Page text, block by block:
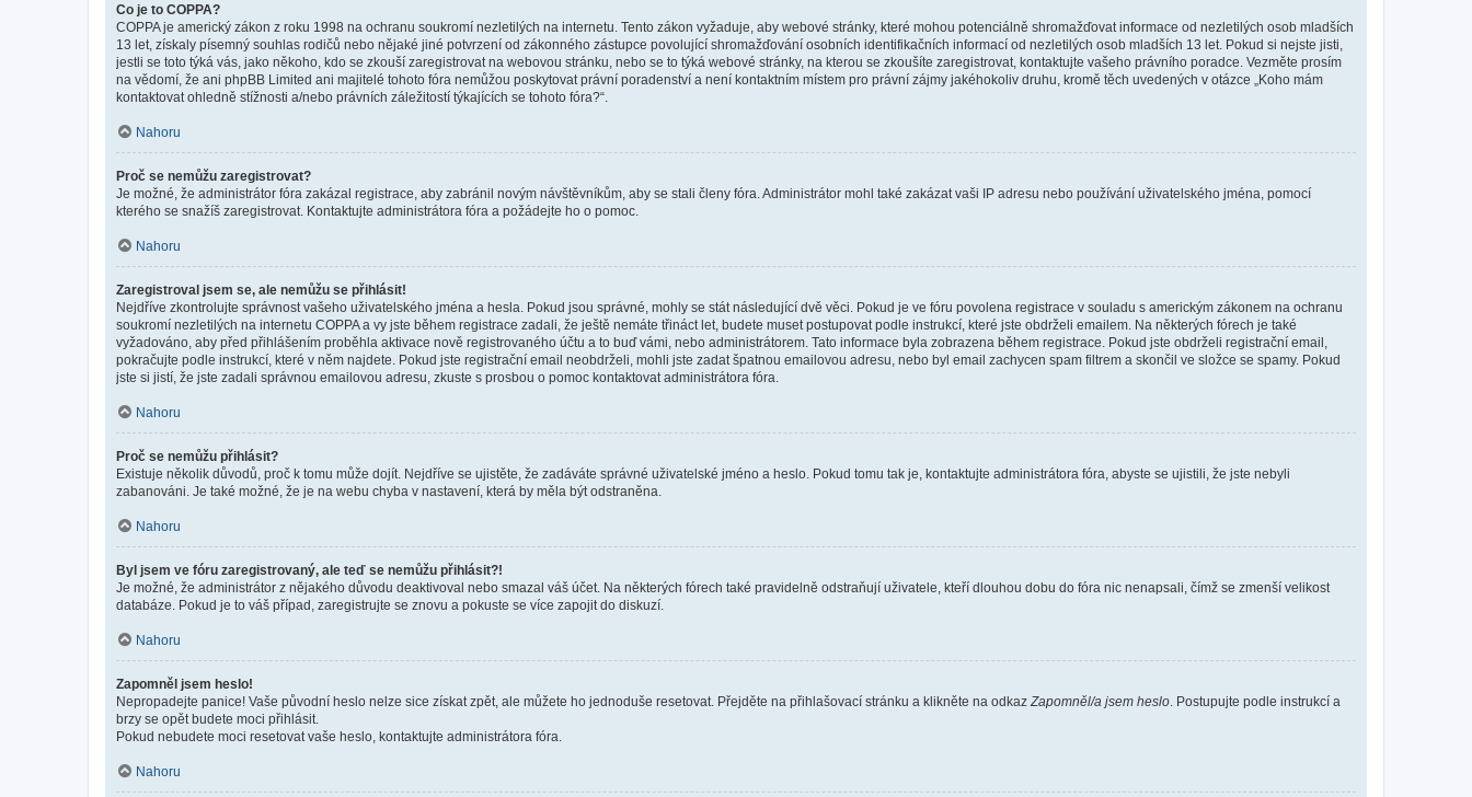
Co je to COPPA?
COPPA je americký zákon z roku 1998 na ochranu soukromí nezletilých na internetu. Tento zákon vyžaduje, aby webové stránky, které mohou potenciálně shromažďovat informace od nezletilých osob mladších
13 let, získaly písemný souhlas rodičů nebo nějaké jiné potvrzení od zákonného zástupce povolující shromažďování osobních identifikačních informací od nezletilých osob mladších 13 let. Pokud si nejste jisti,
jestli se toto týká vás, jako někoho, kdo se zkouší zaregistrovat na webovou stránku, nebo se to týká webové stránky, na kterou se zkoušíte zaregistrovat, kontaktujte vašeho právního poradce. Vezměte prosím
na vědomí, že ani phpBB Limited ani majitelé tohoto fóra nemůžou poskytovat právní poradenství a není kontaktním místem pro právní zájmy jakéhokoliv druhu, kromě těch uvedených v otázce „Koho mám
kontaktovat ohledně stížnosti a/nebo právních záležitostí týkajících se tohoto fóra?“.
Nahoru
Proč se nemůžu zaregistrovat?
Je možné, že administrátor fóra zakázal registrace, aby zabránil novým návštěvníkům, aby se stali členy fóra. Administrátor mohl také zakázat vaši IP adresu nebo používání uživatelského jména, pomocí
kterého se snažíš zaregistrovat. Kontaktujte administrátora fóra a požádejte ho o pomoc.
Nahoru
Zaregistroval jsem se, ale nemůžu se přihlásit!
Nejdříve zkontrolujte správnost vašeho uživatelského jména a hesla. Pokud jsou správné, mohly se stát následující dvě věci. Pokud je ve fóru povolena registrace v souladu s americkým zákonem na ochranu
soukromí nezletilých na internetu COPPA a vy jste během registrace zadali, že ještě nemáte třináct let, budete muset postupovat podle instrukcí, které jste obdrželi emailem. Na některých fórech je také
vyžadováno, aby před přihlášením proběhla aktivace nově registrovaného účtu a to buď vámi, nebo administrátorem. Tato informace byla zobrazena během registrace. Pokud jste obdrželi registrační email,
pokračujte podle instrukcí, které v něm najdete. Pokud jste registrační email neobdrželi, mohli jste zadat špatnou emailovou adresu, nebo byl email zachycen spam filtrem a skončil ve složce se spamy. Pokud
jste si jistí, že jste zadali správnou emailovou adresu, zkuste s prosbou o pomoc kontaktovat administrátora fóra.
Nahoru
Proč se nemůžu přihlásit?
Existuje několik důvodů, proč k tomu může dojít. Nejdříve se ujistěte, že zadáváte správné uživatelské jméno a heslo. Pokud tomu tak je, kontaktujte administrátora fóra, abyste se ujistili, že jste nebyli
zabanováni. Je také možné, že je na webu chyba v nastavení, která by měla být odstraněna.
Nahoru
Byl jsem ve fóru zaregistrovaný, ale teď se nemůžu přihlásit?!
Je možné, že administrátor z nějakého důvodu deaktivoval nebo smazal váš účet. Na některých fórech také pravidelně odstraňují uživatele, kteří dlouhou dobu do fóra nic nenapsali, čímž se zmenší velikost
databáze. Pokud je to váš případ, zaregistrujte se znovu a pokuste se více zapojit do diskuzí.
Nahoru
Zapomněl jsem heslo!
Nepropadejte panice! Vaše původní heslo nelze sice získat zpět, ale můžete ho jednoduše resetovat. Přejděte na přihlašovací stránku a klikněte na odkaz Zapomněl/a jsem heslo . Postupujte podle instrukcí a
brzy se opět budete moci přihlásit.
Pokud nebudete moci resetovat vaše heslo, kontaktujte administrátora fóra.
Nahoru